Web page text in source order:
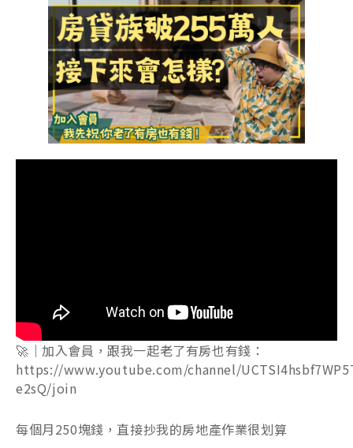
🚀｜加入會員，跟我一起老了有房也有錢：
https://www.youtube.com/channel/
e2sQ/join
每個月250塊錢，直接抄我的房地產作業很划算